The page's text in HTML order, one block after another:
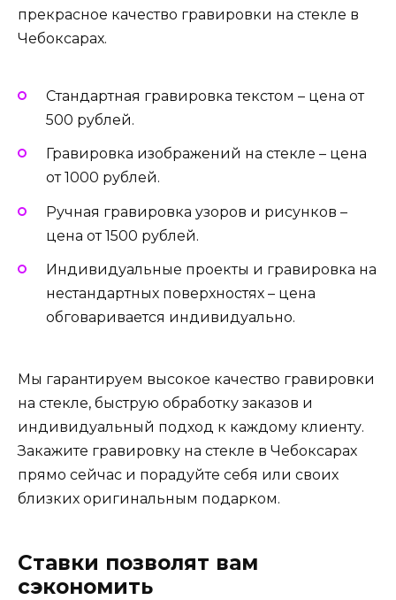
прекрасное качество гравировки на стекле в
Чебоксарах.
Стандартная гравировка текстом – цена от
500 рублей.
Гравировка изображений на стекле – цена
от 1000 рублей.
Ручная гравировка узоров и рисунков –
цена от 1500 рублей.
Индивидуальные проекты и гравировка на
нестандартных поверхностях – цена
обговаривается индивидуально.
Мы гарантируем высокое качество гравировки
на стекле, быструю обработку заказов и
индивидуальный подход к каждому клиенту.
Закажите гравировку на стекле в Чебоксарах
прямо сейчас и порадуйте себя или своих
близких оригинальным подарком.
Ставки позволят вам
сэкономить